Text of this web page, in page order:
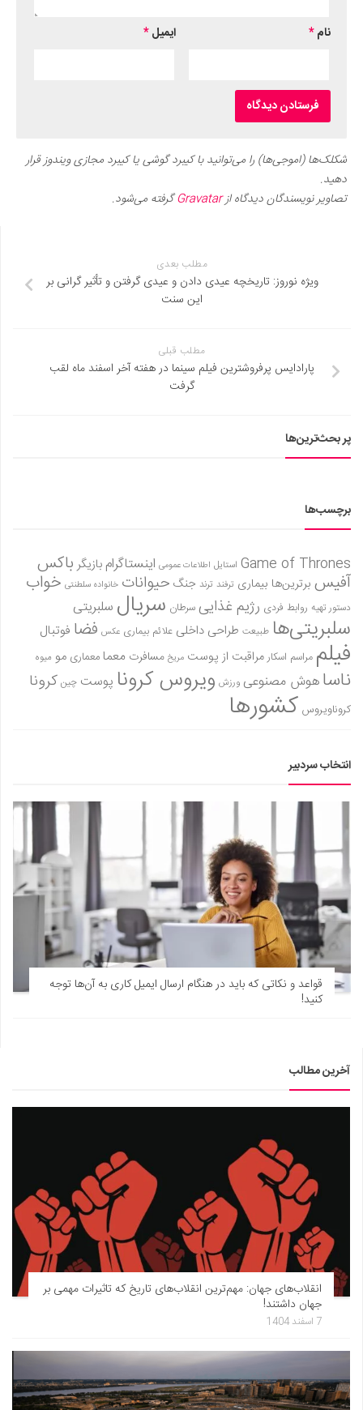
نام* ایمیل*
شکلک‌ها (اموجی‌ها) را می‌توانید با کیبرد گوشی یا کیبرد مجازی ویندوز قرار
دهید.
تصاویر نویسندگان دیدگاه ازGravatarگرفته می‌شود.
مطلب بعدی
ویژه نوروز: تاریخچه عیدی دادن و عیدی گرفتن و تأثیر گرانی بر
این سنت
مطلب قبلی
پارادایس پرفروشترین فیلم سینما در هفته آخر اسفند ماه لقب
گرفت
پر بحث‌ترین‌ها
برچسب‌ها
Game of Thrones استایل اطلاعات عمومی اینستاگرام بازیگر باکس
آفیس برترین‌ها بیماری ترفند ترند جنگ حیوانات خانواده سلطنتی خواب
دستور تهیه روابط فردی رژیم غذاییسرطان سریال سلبریتی
سلبریتی‌ها طبیعت طراحی داخلی علائم بیماری عکس فضا فوتبال
فیلم مراسم اسکارمراقبت از پوست مریخ مسافرت معمامعماری مو میوه
ناساهوش مصنوعی ورزش ویروس کرونا پوست چین کرونا
کروناویروس کشورها
انتخاب سردبیر
قواعد و نکاتی که باید در هنگام ارسال ایمیل کاری به آن‌ها توجه
کنید!
آخرین مطالب
انقلاب‌های جهان: مهم‌ترین انقلاب‌های تاریخ که تاثیرات مهمی بر
جهان داشتند!
7 اسفند 1404